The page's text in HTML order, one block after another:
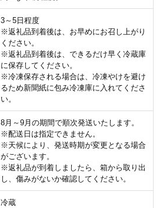
3～5日程度
※返礼品到着後は、お早めにお召し上がり
ください。
※返礼品到着後は、できるだけ早く冷蔵庫
に保存してください。
※冷凍保存される場合は、冷凍やけを避け
るため新聞紙に包み冷凍庫に入れてくださ
い。
8月～9月の期間で順次発送いたします。
※配送日は指定できません。
※天候により、発送時期が変更となる場合
がございます。
※返礼品が到着しましたら、箱から取り出
し、傷みがないか確認してください。
冷蔵